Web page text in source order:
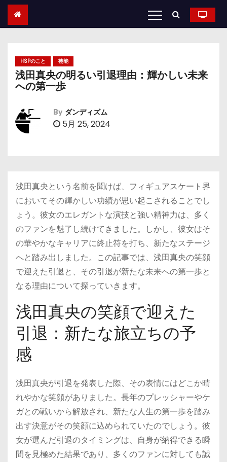
HSPのこと 芸能
浅田真央の明るい引退理由：輝かしい未来
への第一歩
By ダンディズム
5月 25, 2024
浅田真央という名前を聞けば、フィギュアスケート界
においてその輝かしい功績が思い起こされることでし
ょう。彼女のエレガントな演技と強い精神力は、多く
のファンを魅了し続けてきました。しかし、彼女はそ
の華やかなキャリアに終止符を打ち、新たなステージ
へと踏み出しました。この記事では、浅田真央の笑顔
で迎えた引退と、その引退が新たな未来への第一歩と
なる理由について探っていきます。
浅田真央の笑顔で迎えた
引退：新たな旅立ちの予
感
浅田真央が引退を発表した際、その表情にはどこか晴
れやかな笑顔がありました。長年のプレッシャーやケ
ガとの戦いから解放され、新たな人生の第一歩を踏み
出す決意がその笑顔に込められていたのでしょう。彼
女が選んだ引退のタイミングは、自身が納得できる瞬
間を見極めた結果であり、多くのファンに対しても誠